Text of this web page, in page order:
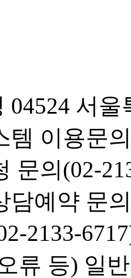
04524 서
템 이용문
문의(02-
담예약 문
2133-
류 등) 일